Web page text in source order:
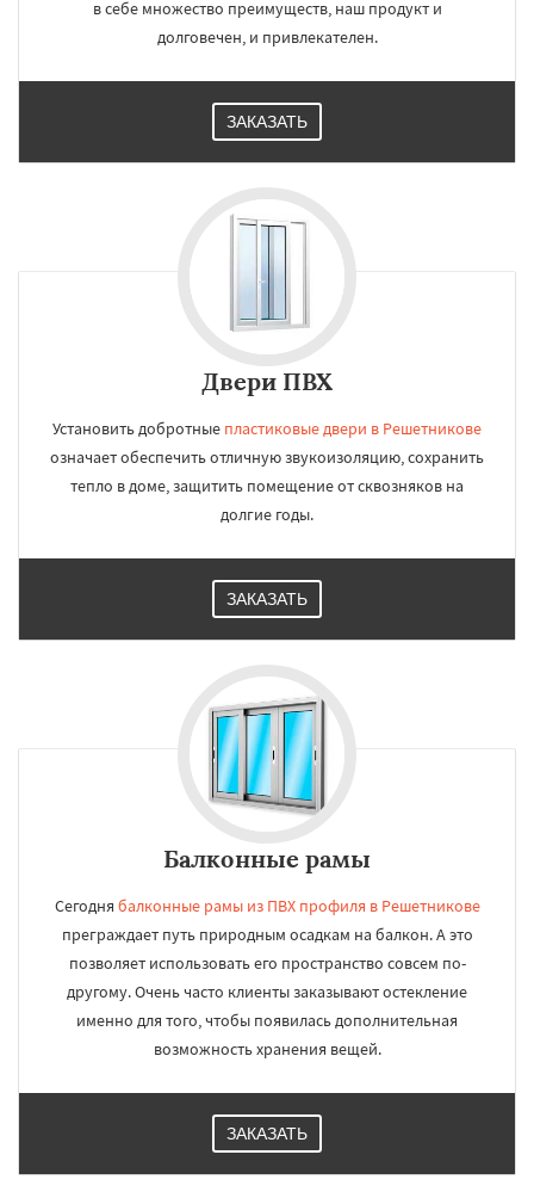
в себе множество преимуществ, наш продукт и
долговечен, и привлекателен.
ЗАКАЗАТЬ
Двери ПВХ
Установить добротные пластиковые двери в Решетникове
означает обеспечить отличную звукоизоляцию, сохранить
тепло в доме, защитить помещение от сквозняков на
долгие годы.
ЗАКАЗАТЬ
Балконные рамы
Сегодня балконные рамы из ПВХ профиля в Решетникове
преграждает путь природным осадкам на балкон. А это
позволяет использовать его пространство совсем по-
другому. Очень часто клиенты заказывают остекление
именно для того, чтобы появилась дополнительная
возможность хранения вещей.
ЗАКАЗАТЬ